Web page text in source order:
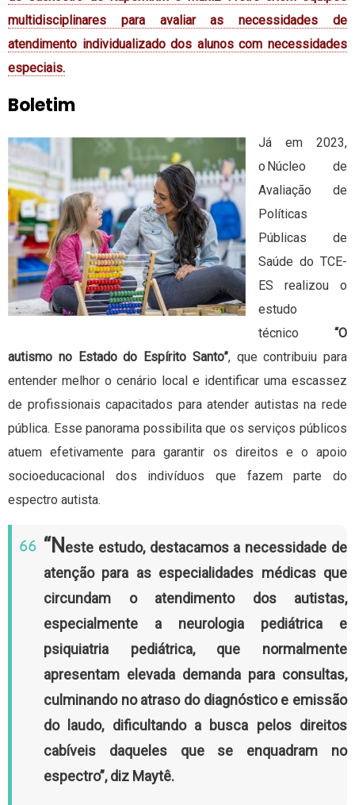
multidisciplinares para avaliar as necessidades de
atendimento individualizado dos alunos com necessidades
especiais.
Boletim
Já em 2023,
o Núcleo de
Avaliação de
Políticas
Públicas de
Saúde do TCE-
ES realizou o
estudo
técnico “O
autismo no Estado do Espírito Santo”, que contribuiu para
entender melhor o cenário local e identificar uma escassez
de profissionais capacitados para atender autistas na rede
pública. Esse panorama possibilita que os serviços públicos
atuem efetivamente para garantir os direitos e o apoio
socioeducacional dos indivíduos que fazem parte do
espectro autista.
“N este estudo, destacamos a necessidade de
atenção para as especialidades médicas que
circundam o atendimento dos autistas,
especialmente a neurologia pediátrica e
psiquiatria pediátrica, que normalmente
apresentam elevada demanda para consultas,
culminando no atraso do diagnóstico e emissão
do laudo, dificultando a busca pelos direitos
cabíveis daqueles que se enquadram no
espectro”, diz Maytê.